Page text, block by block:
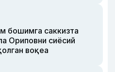
бошимга саккизта
Ориповни сиёсий
воқеа